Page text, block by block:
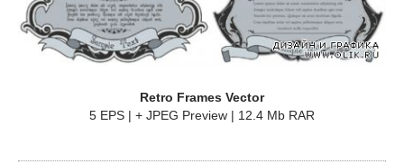
Retro Frames Vector
5 EPS | + JPEG Preview | 12.4 Mb RAR